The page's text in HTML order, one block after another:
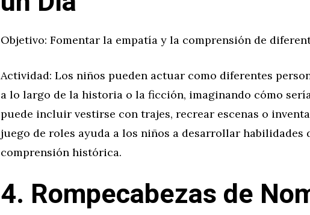
Objetivo: Fomentar la empatía y la comprensión de
Actividad: Los niños pueden actuar como diferentes
a lo largo de la historia o la ficción, imaginando cómo
puede incluir vestirse con trajes, recrear escenas o
juego de roles ayuda a los niños a desarrollar habilidades
comprensión histórica.
4. Rompecabezas de